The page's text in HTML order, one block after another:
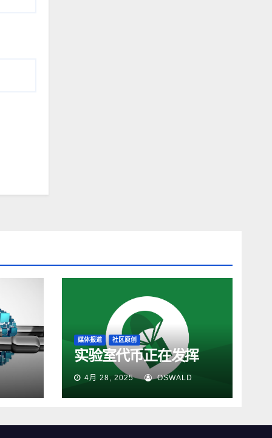
媒体报道 社区原创
实验室代币正在发挥
4月 28, 2025 OSWALD